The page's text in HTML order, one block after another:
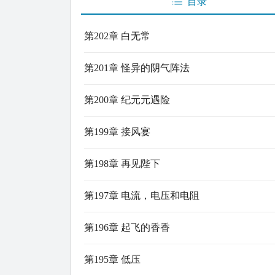
第202章 白无常
第201章 怪异的阴气阵法
第200章 纪元元遇险
第199章 接风宴
第198章 再见陛下
第197章 电流，电压和电阻
第196章 起飞的香香
第195章 低压